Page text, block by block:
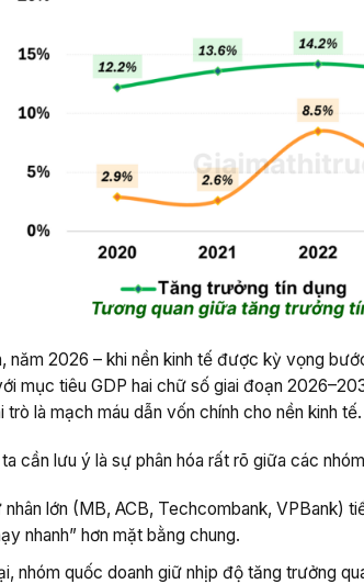
năm 2026 – khi nền kinh tế được kỳ vọng
mục tiêu GDP hai chữ số giai đoạn
trò là mạch máu dẫn vốn chính cho nền kinh tế.
cần lưu ý là sự phân hóa rất rõ giữa các
nhân lớn (MB, ACB, Techcombank, VPBank)
nhanh” hơn mặt bằng chung.
nhóm quốc doanh giữ nhịp độ tăng trưởng